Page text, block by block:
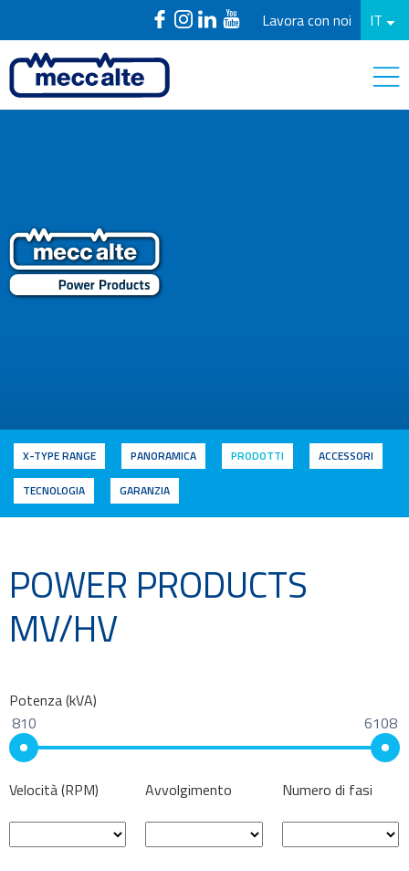
Lavora con noi IT
PowerProducts
X-TYPE RANGE PANORAMICA PRODOTTI
ACCESSORI
TECNOLOGIA
GARANZIA
POWER PRODUCTS
MV/HV
Potenza (kVA)
810
6108
Velocità (RPM) Avvolgimento Numero di fasi